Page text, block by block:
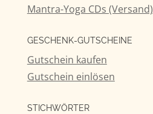
Mantra-Yoga CDs (Versand)
GESCHENK-GUTSCHEINE
Gutschein kaufen
Gutschein einlösen
STICHWÖRTER